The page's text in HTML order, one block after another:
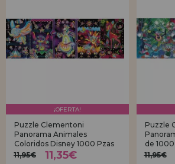
¡OFERTA!
Puzzle Clementoni
Panorama Animales
Coloridos Disney 1000 Pzas
11,95€
11,35€
Puzzle
de
11,95€